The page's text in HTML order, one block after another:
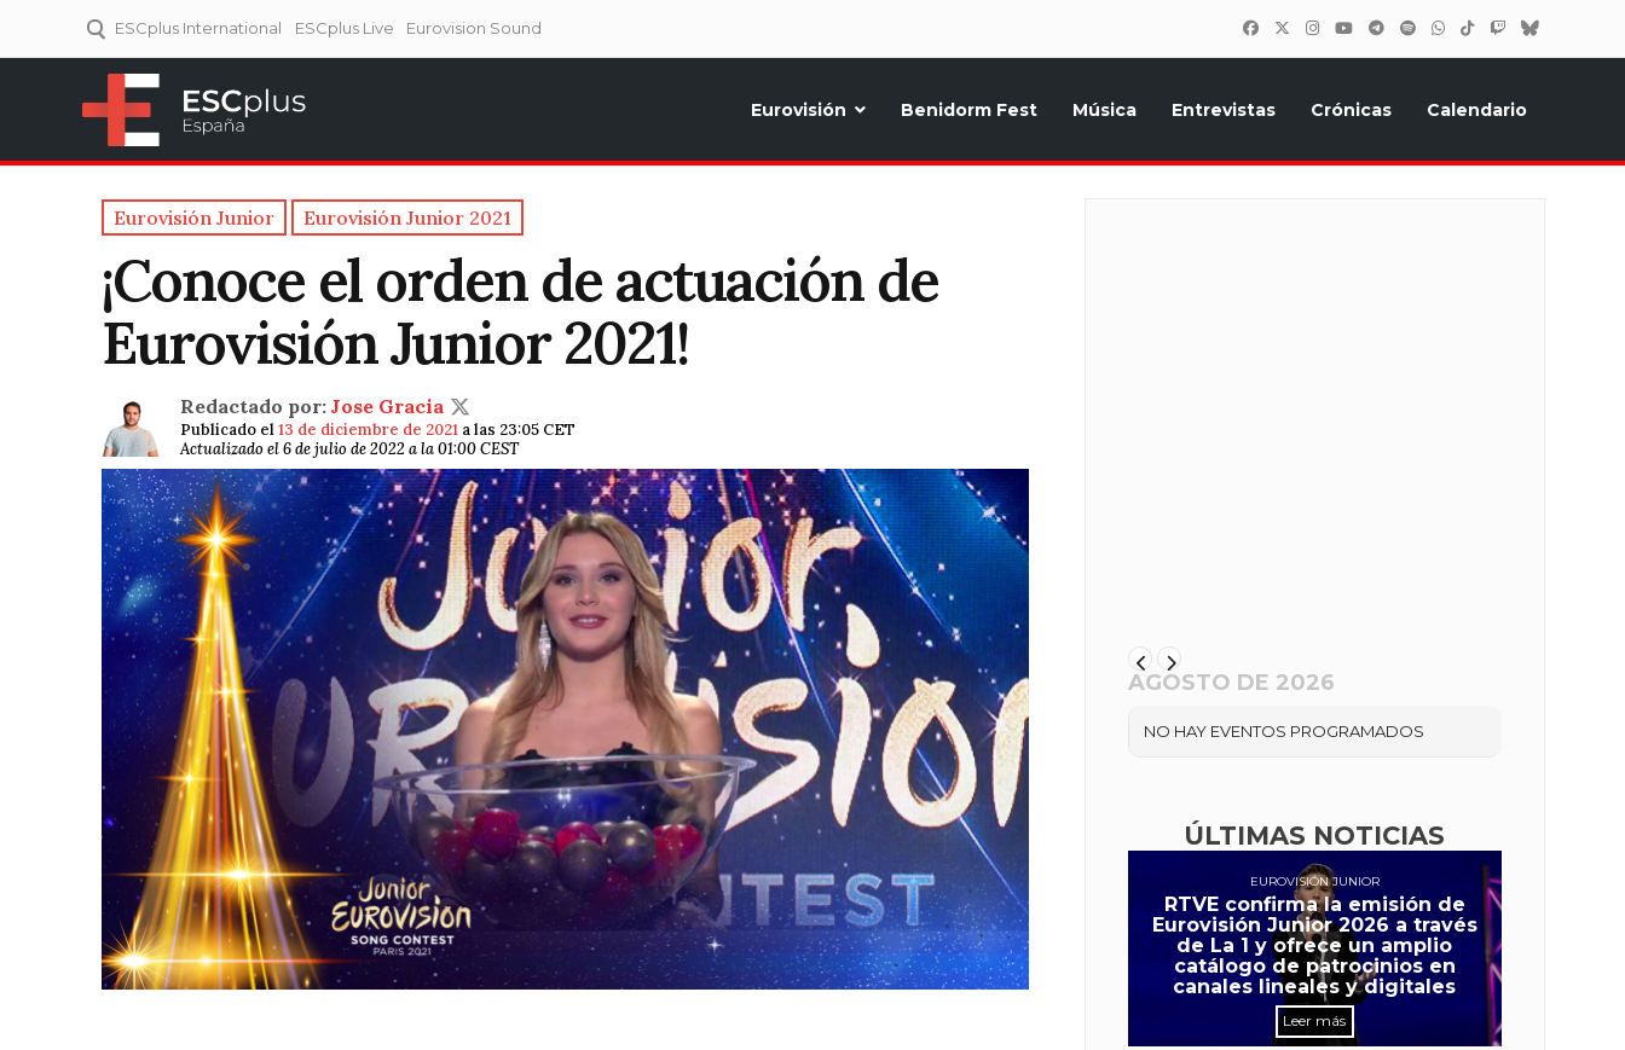
ESCplus International ESCplus Live Eurovision Sound
Eurovisión Benidorm Fest Música Entrevistas Crónicas Calendario
Eurovisión Junior Eurovisión Junior 2021
¡Conoce el orden de actuación de
Eurovisión Junior 2021!
Redactado por: Jose Gracia
Publicado el13 de diciembre de 2021 a las 23:05 CET
Actualizado el 6 de julio de 2022 a la 01:00 CEST
AGOSTO DE 2026
NO HAY EVENTOS PROGRAMADOS
ÚLTIMAS NOTICIAS
EUROVISIÓN JUNIOR
RTVE confirma la emisión de
Eurovisión Junior 2026 a través
de La 1 y ofrece un amplio
catálogo de patrocinios en
canales lineales y digitales
Leer más